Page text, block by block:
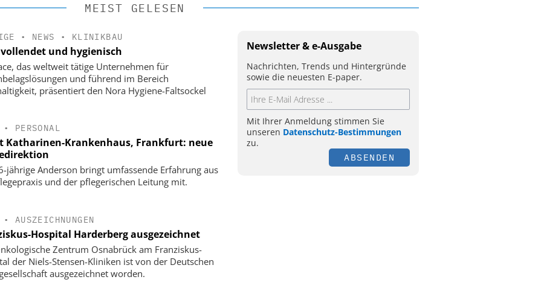
MEIST GELESEN
• NEWS • KLINIKBAU
und hygienisch
das weltweit tätige Unternehmen für
und führend im Bereich
präsentiert den Nora Hygiene-Faltsockel
• PERSONAL
Katharinen-Krankenhaus, Frankfurt: neue
jährige Anderson bringt umfassende Erfahrung aus
und der pflegerischen Leitung mit.
• AUSZEICHNUNGEN
Hospital Harderberg ausgezeichnet
Zentrum Osnabrück am Franziskus-
der Niels-Stensen-Kliniken ist von der Deutschen
ausgezeichnet worden.
Newsletter & e-Ausgabe
Nachrichten, Trends und Hintergründe
sowie die neuesten E-paper.
Mit Ihrer Anmeldung stimmen Sie
unseren Datenschutz-Bestimmungen
zu.
ABSENDEN